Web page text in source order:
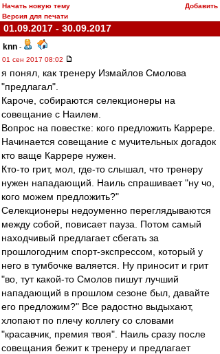
Начать новую тему
Добавить
Версия для печати
01.09.2017 - 30.09.2017
knn -
01 сен 2017 08:02
я понял, как тренеру Измайлов Смолова
"предлагал".
Кароче, собираются селекционеры на
совещание с Наилем.
Вопрос на повестке: кого предложить Каррере.
Начинается совещание с мучительных догадок
кто ваще Каррере нужен.
Кто-то грит, мол, где-то слышал, что тренеру
нужен нападающий. Наиль спрашивает "ну чо,
кого можем предложить?"
Селекционеры недоуменно переглядываются
между собой, повисает пауза. Потом самый
находчивый предлагает сбегать за
прошлогодним спорт-экспрессом, который у
него в тумбочке валяется. Ну приносит и грит
"во, тут какой-то Смолов пишут лучший
нападающий в прошлом сезоне был, давайте
его предложим?" Все радостно выдыхают,
хлопают по плечу коллегу со словами
"красавчик, премия твоя". Наиль сразу после
совещания бежит к тренеру и предлагает